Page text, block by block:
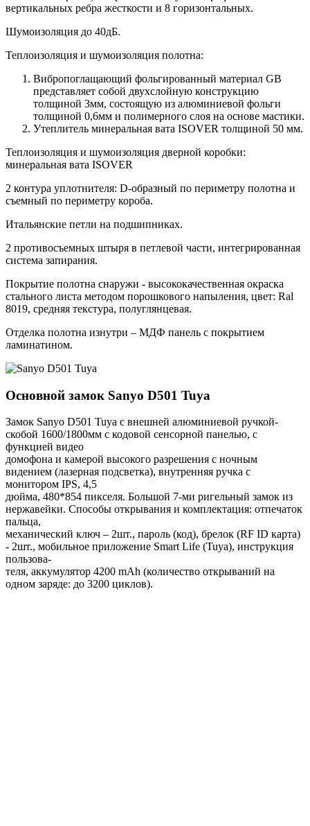
вертикальных ребра жесткости и 8 горизонтальных.
Шумоизоляция до 40дБ.
Теплоизоляция и шумоизоляция полотна:
Вибропоглащающий фольгированный материал GB
представляет собой двухслойную конструкцию
толщиной 3мм, состоящую из алюминиевой фольги
толщиной 0,6мм и полимерного слоя на основе мастики.
Утеплитель минеральная вата ISOVER толщиной 50 мм.
Теплоизоляция и шумоизоляция дверной коробки:
минеральная вата ISOVER
2 контура уплотнителя: D-образный по периметру полотна и
съемный по периметру короба.
Итальянские петли на подшипниках.
2 противосъемных штыря в петлевой части, интегрированная
система запирания.
Покрытие полотна снаружи - высококачественная окраска
стального листа методом порошкового напыления, цвет: Ral
8019, средняя текстура, полуглянцевая.
Отделка полотна изнутри – МДФ панель с покрытием
ламинатином.
Основной замок Sanyo D501 Tuya
Замок Sanyo D501 Tuya с внешней алюминиевой ручкой-
скобой 1600/1800мм с кодовой сенсорной панелью, с
функцией видео
домофона и камерой высокого разрешения с ночным
видением (лазерная подсветка), внутренняя ручка с
монитором IPS, 4,5
дюйма, 480*854 пикселя. Большой 7-ми ригельный замок из
нержавейки. Способы открывания и комплектация: отпечаток
пальца,
механический ключ – 2шт., пароль (код), брелок (RF ID карта)
- 2шт., мобильное приложение Smart Life (Tuya), инструкция
пользова-
теля, аккумулятор 4200 mAh (количество открываний на
одном заряде: до 3200 циклов).